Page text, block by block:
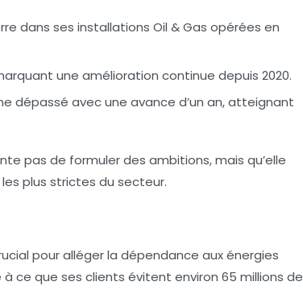
dans ses installations Oil & Gas opérées en
une amélioration continue depuis 2020.
dépassé avec une avance d’un an, atteignant
pas de formuler des ambitions, mais qu’elle
plus strictes du secteur.
pour alléger la dépendance aux énergies
à ce que ses clients évitent environ 65 millions de